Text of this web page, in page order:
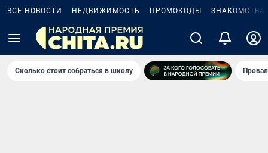
ВСЕ НОВОСТИ НЕДВИЖИМОСТЬ ПРОМОКОДЫ ЗНАКОМСТВА
Сколько стоит собраться в школу